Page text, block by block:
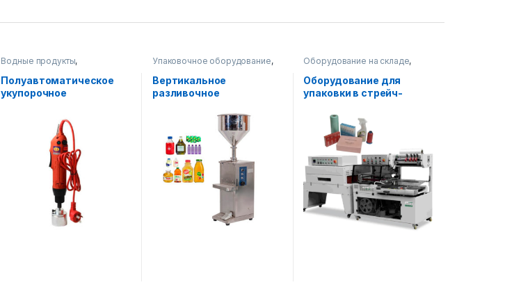
Водные продукты,
Упаковочное оборудование
Полуавтоматическое
укупорочное
Упаковочное оборудование,
Диспенсерное оборудование
Вертикальное
разливочное
оборудование
Оборудование на складе,
Упаковочное оборудование
Оборудование для
упаковки в стрейч-